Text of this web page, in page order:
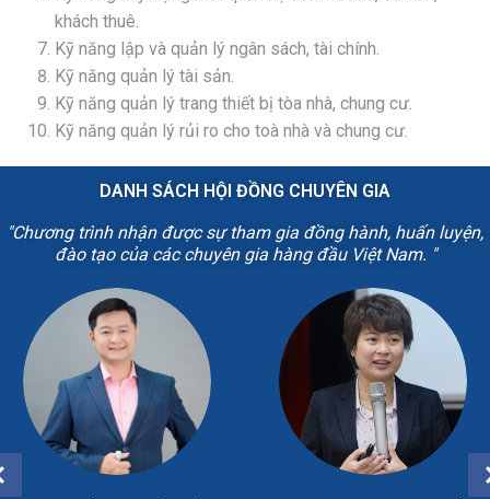
khách thuê.
Kỹ năng lập và quản lý ngân sách, tài chính.
Kỹ năng quản lý tài sản.
Kỹ năng quản lý trang thiết bị tòa nhà, chung cư.
Kỹ năng quản lý rủi ro cho toà nhà và chung cư.
DANH SÁCH HỘI ĐỒNG CHUYÊN GIA
"Chương trình nhận được sự tham gia đồng hành, huấn luyện,
đào tạo của các chuyên gia hàng đầu Việt Nam. "